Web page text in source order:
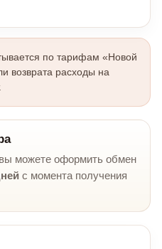
по тарифам «Новой
возврата расходы на
можете оформить обмен
с момента получения